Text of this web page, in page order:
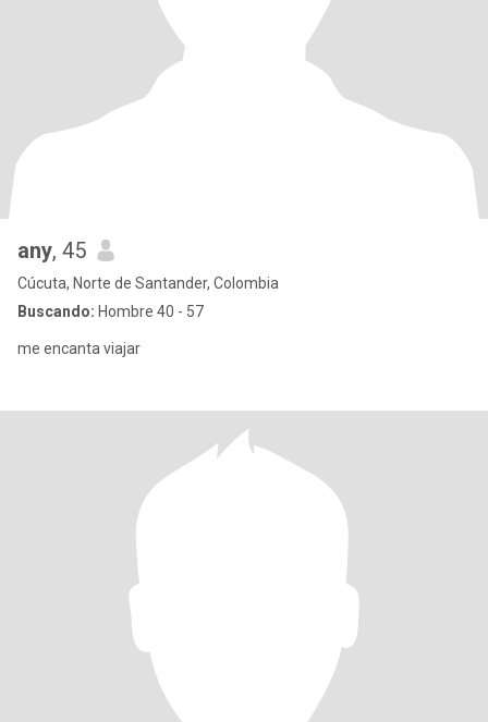
any, 45
Cúcuta, Norte de Santander, Colombia
Buscando: Hombre 40 - 57
me encanta viajar